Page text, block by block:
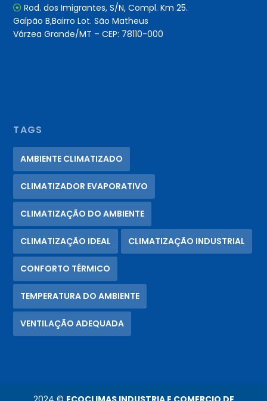
Rod. dos Imigrantes, S/N, Compl. Km 25.
Galpão B,Bairro Lot. São Matheus
Várzea Grande/MT – CEP: 78110-000
TAGS
AMBIENTE CLIMATIZADO
CLIMATIZADOR EVAPORATIVO
CLIMATIZAÇÃO DO AMBIENTE
CLIMATIZAÇÃO IDEAL CLIMATIZAÇÃO INDUSTRIAL
CONFORTO TÉRMICO
TEMPERATURA DO AMBIENTE
VENTILAÇÃO ADEQUADA